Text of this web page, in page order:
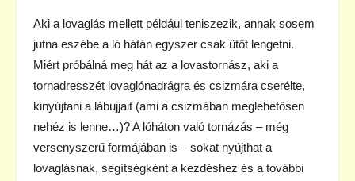
Aki a lovaglás mellett például teniszezik, annak sosem
jutna eszébe a ló hátán egyszer csak ütőt lengetni.
Miért próbálná meg hát az a lovastornász, aki a
tornadresszét lovaglónadrágra és csizmára cserélte,
kinyújtani a lábujjait (ami a csizmában meglehetősen
nehéz is lenne…)? A lóháton való tornázás – még
versenyszerű formájában is – sokat nyújthat a
lovaglásnak, segítségként a kezdéshez és a további